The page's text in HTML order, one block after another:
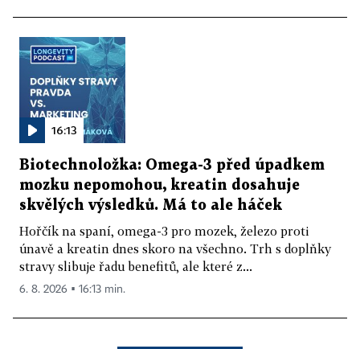
16:13
Biotechnoložka: Omega-3 před úpadkem
mozku nepomohou, kreatin dosahuje
skvělých výsledků. Má to ale háček
Hořčík na spaní, omega-3 pro mozek, železo proti
únavě a kreatin dnes skoro na všechno. Trh s doplňky
stravy slibuje řadu benefitů, ale které z...
6. 8. 2026 ▪ 16:13 min.